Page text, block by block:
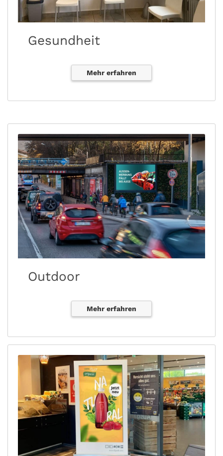
Gesundheit
Mehr erfahren
Outdoor
Mehr erfahren